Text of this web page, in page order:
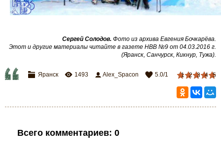
Сергей Солодов. Фото из архива Евгения Бочкарёва.
Этот и другие материалы читайте в газете НВВ №9 от 04.03.2016 г.
(Яранск, Санчурск, Кикнур, Тужа)
1 2 3 4 5
Яранск 1493 Alex_Spacon 5.0/1
Всего комментариев: 0